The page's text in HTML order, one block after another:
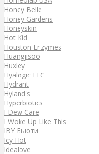
Honey Belle
Honey Gardens
Honeyskin
Hot Kid
Houston Enzymes
Huangjisoo
Huxley
Hyalogic LLC
Hydrant
Hyland's
Hyperbiotics
I Dew Care
I Woke Up Like This
IBY Бьюти
Icy Hot
Idealove